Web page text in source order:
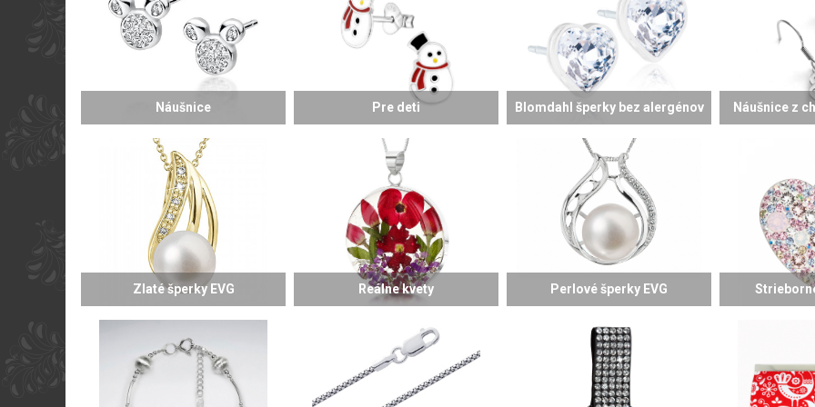
Náušnice Pre deti Blomdahl šperky bez alergénov Náušnice z
Zlaté šperky EVG Reálne kvety Perlové šperky EVG